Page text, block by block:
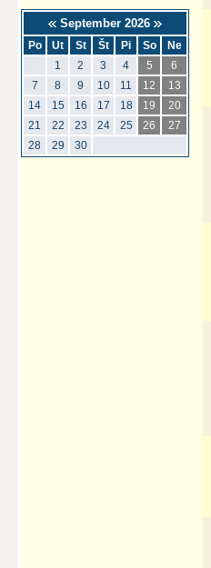
September 2026
Po Ut St Št Pi So
Ne
1
2 3 4 5
6
7
8 9 10 11 12
13
14
15 16 17 18 19
20
21
22 23 24 25 26
27
28
29 30